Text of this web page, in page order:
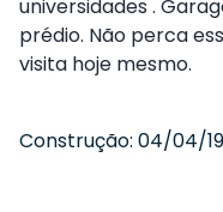
universidades .
prédio. Não perca
visita hoje mesmo.
Construção: 04/04/